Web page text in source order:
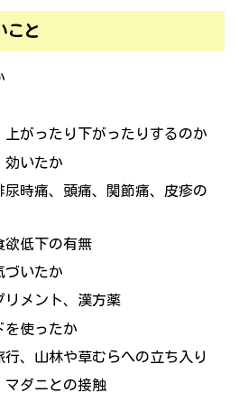
こと
がったり下がったりするのか
効いたか
尿時痛、頭痛、関節痛、皮疹の
欲低下の有無
づいたか
リメント、漢方薬
を使ったか
行、山林や草むらへの立ち入り
マダニとの接触